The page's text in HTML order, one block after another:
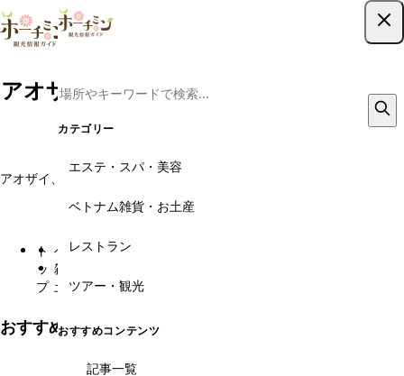
カテゴリー
エステ・スパ・美容
ベトナム雑貨・お土産
レストラン
ツアー・観光
おすすめコンテンツ
記事一覧
アオザイ・スーツなどのオーダーメイド
専門店・うさぎ | 2ページ目
アオザイ、スーツのオーダーメイド専門店。在住日本人に人気のワンピ
ースも！
ト
ッ
プ
ベトナム
雑貨・お
土産
アオザイレンタ
イド
おすすめレビュー